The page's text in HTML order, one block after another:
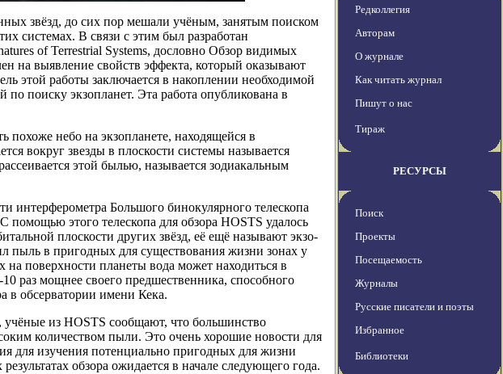
звёзд, до сих пор мешали учёным, занятым поиском
системах. В связи с этим был разработан
of Terrestrial Systems, дословно Обзор видимых
на выявление свойств эффекта, который оказывают
этой работы заключается в накоплении необходимой
поиску экзопланет. Эта работа опубликована в
похоже небо на экзопланете, находящейся в
вокруг звезды в плоскости системы называется
этой былью, называется зодиакальным
интерферометра Большого бинокулярного телескопа
этого телескопа для обзора HOSTS удалось
плоскости других звёзд, её ещё называют экзо-
пыль в пригодных для существования жизни зонах у
на поверхности планеты вода может находиться в
раз мощнее своего предшественника, способного
в обсерватории имени Кека.
учёные из HOSTS сообщают, что большинство
количеством пыли. Это очень хорошие новости для
для изучения потенциально пригодных для жизни
обзора ожидается в начале следующего года.
Редколлегия
Авторам
О журнале
Как читать журнал
Пишут о нас
Тираж
РЕСУРСЫ
Поиск
Проекты
Посещаемость
Журналы
Русские писатели и поэты
Избранное
Библиотеки